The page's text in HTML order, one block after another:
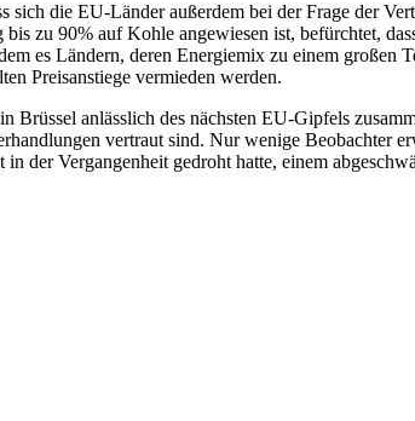
die EU-Länder außerdem bei der Frage der
zu 90% auf Kohle angewiesen ist, befürchtet,
es Ländern, deren Energiemix zu einem großen
Preisanstiege vermieden werden.
anlässlich des nächsten EU-Gipfels
vertraut sind. Nur wenige Beobachter
der Vergangenheit gedroht hatte, einem